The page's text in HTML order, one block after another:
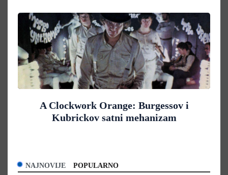
A Clockwork Orange: Burgessov i
Kubrickov satni mehanizam
NAJNOVIJE POPULARNO